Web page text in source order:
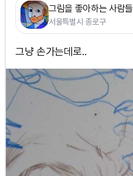
그림을 좋아하는 사람들
서울특별시 종로구
그냥 손가는데로..